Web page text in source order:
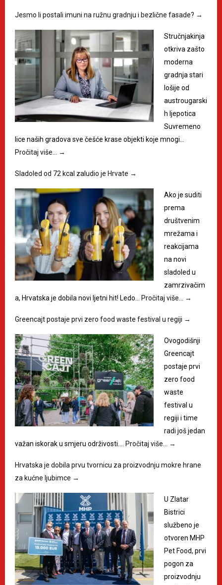
Jesmo li postali imuni na ružnu gradnju i bezlične fasade? →
Stručnjakinja
otkriva zašto
moderna
gradnja stari
lošije od
austrougarski
h ljepotica
Suvremeno
lice naših gradova sve češće krase objekti koje mnogi…
Pročitaj više… →
Sladoled od 72 kcal zaludio je Hrvate →
Ako je suditi
prema
društvenim
mrežama i
reakcijama
na novi
sladoled u
zamrzivačim
a, Hrvatska je dobila novi ljetni hit! Ledo… Pročitaj više… →
Greencajt postaje prvi zero food waste festival u regiji →
Ovogodišnji
Greencajt
postaje prvi
zero food
waste
festival u
regiji i time
radi još jedan
važan iskorak u smjeru održivosti.… Pročitaj više… →
Hrvatska je dobila prvu tvornicu za proizvodnju mokre hrane
za kućne ljubimce →
U Zlatar
Bistrici
službeno je
otvoren MHP
Pet Food, prvi
pogon za
proizvodnju